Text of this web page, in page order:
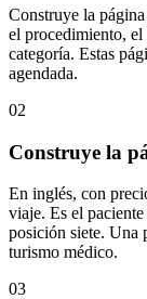
Construye la
el procedimiento, el
categoría. Estas
agendada.
02
Construye la
En inglés, con
viaje. Es el
posición siete. Una
turismo médico.
03